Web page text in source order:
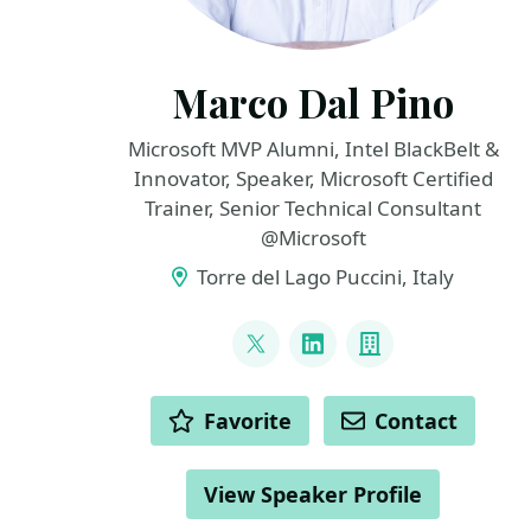
Marco Dal Pino
Microsoft MVP Alumni, Intel BlackBelt &
Innovator, Speaker, Microsoft Certified
Trainer, Senior Technical Consultant
@Microsoft
Torre del Lago Puccini, Italy
@marcodalpino
LinkedInCompany
ACTIONS Favorite Contact
View Speaker Profile